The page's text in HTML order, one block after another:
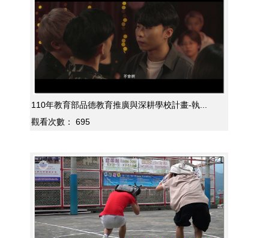
110年教育部品德教育推廣與深耕學校計畫-執...
觀看次數：
695